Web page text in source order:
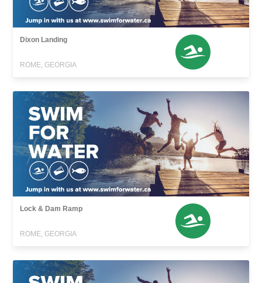
Dixon Landing
ROME, GEORGIA
Lock & Dam Ramp
ROME, GEORGIA